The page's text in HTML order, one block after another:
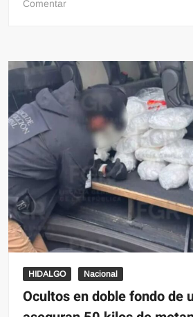
Comentaren
al
salario
mínimo
y
modificación
pensiones
HIDALGO Nacional
Ocultos en doble fondo de